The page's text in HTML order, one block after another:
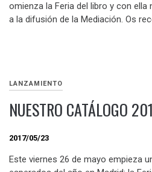
omienza la Feria del libro y con
a la difusión de la Mediación. Os
LANZAMIENTO
NUESTRO CATÁLOGO
2017/05/23
Este viernes 26 de mayo empieza